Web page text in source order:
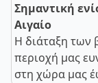
Σημαντική
Αιγαίο
Η διάταξη των
περιοχή μας
στη χώρα μας